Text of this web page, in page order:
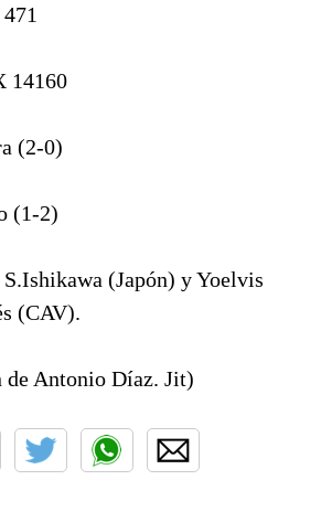
14160
(2-0)
(1-2)
(Japón) y Yoelvis
(CAV).
Antonio Díaz. Jit)